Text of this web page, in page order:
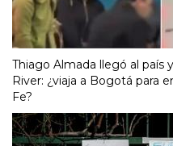
Thiago Almada llegó al país
River: ¿viaja a Bogotá para
Fe?